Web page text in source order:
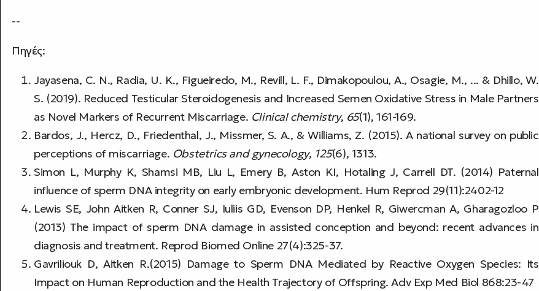
--
Πηγές:
Jayasena, C. N., Radia, U. K., Figueiredo, M., Revill, L. F., Dimakopoulou, A., Osagie, M., ... & Dhillo, W.
S. (2019). Reduced Testicular Steroidogenesis and Increased Semen Oxidative Stress in Male Partners
as Novel Markers of Recurrent Miscarriage. Clinical chemistry, 65(1), 161-169.
Bardos, J., Hercz, D., Friedenthal, J., Missmer, S. A., & Williams, Z. (2015). A national survey on public
perceptions of miscarriage. Obstetrics and gynecology, 125(6), 1313.
Simon L, Murphy K, Shamsi MB, Liu L, Emery B, Aston KI, Hotaling J, Carrell DT. (2014) Paternal
influence of sperm DNA integrity on early embryonic development. Hum Reprod 29(11):2402-12
Lewis SE, John Aitken R, Conner SJ, Iuliis GD, Evenson DP, Henkel R, Giwercman A, Gharagozloo P
(2013) The impact of sperm DNA damage in assisted conception and beyond: recent advances in
diagnosis and treatment. Reprod Biomed Online 27(4):325-37.
Gavriliouk D, Aitken R.(2015) Damage to Sperm DNA Mediated by Reactive Oxygen Species: Its
Impact on Human Reproduction and the Health Trajectory of Offspring. Adv Exp Med Biol 868:23-47